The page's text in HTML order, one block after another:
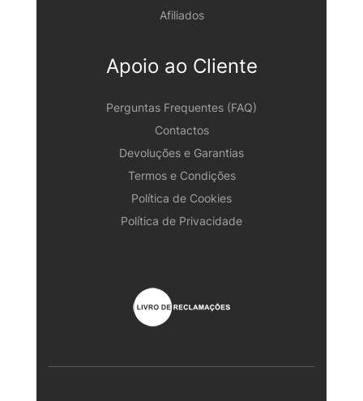
Afiliados
Apoio ao Cliente
Perguntas Frequentes (FAQ)
Contactos
Devoluções e Garantias
Termos e Condições
Política de Cookies
Política de Privacidade